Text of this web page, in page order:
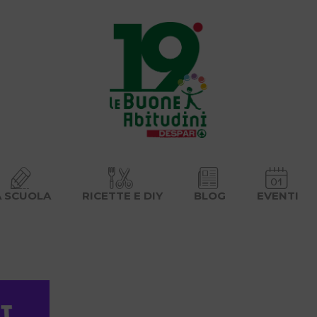
SCUOLA RICETTE E DIY BLOG EVENTI